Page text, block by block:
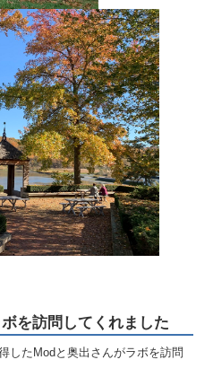
を訪問してくれました
したModと奥出さんがラボを訪問